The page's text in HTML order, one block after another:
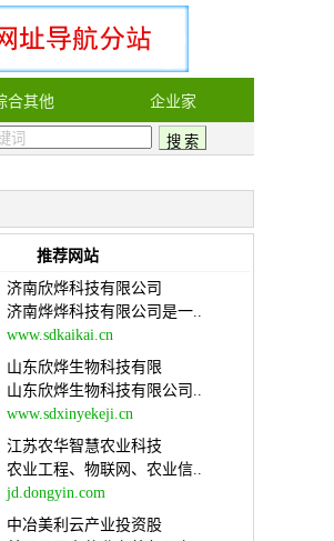
合其他 企业家
推荐网站
济南欣烨科技有限公司
济南烨烨科技有限公司是一..
www.sdkaikai.cn
山东欣烨生物科技有限
山东欣烨生物科技有限公司..
www.sdxinyekeji.cn
江苏农华智慧农业科技
农业工程、物联网、农业信..
jd.dongyin.com
中冶美利云产业投资股